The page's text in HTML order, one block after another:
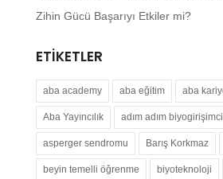
Zihin Gücü Başarıyı Etkiler mi?
ETIKETLER
aba academy aba eğitim aba
Aba Yayıncılık adım adım
asperger sendromu Barış Korkmaz
beyin temelli öğrenme biyoteknoloji